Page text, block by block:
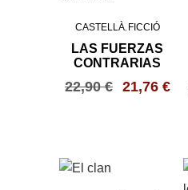
CASTELLÀ, FICCIÓ
LAS FUERZAS
CONTRARIAS
22,90€ 21,76 €